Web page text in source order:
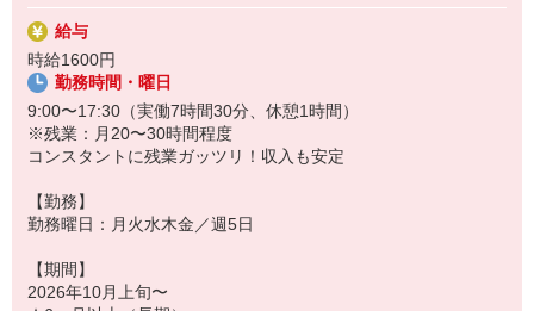
給与
時給1600円
勤務時間・曜日
9:00〜17:30（実働7時間30分、休憩1時間）
※残業：月20〜30時間程度
コンスタントに残業ガッツリ！収入も安定
【勤務】
勤務曜日：月火水木金／週5日
【期間】
2026年10月上旬〜